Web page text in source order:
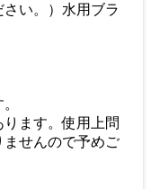
い。）水用ブラ
ます。使用上問
せんので予めご